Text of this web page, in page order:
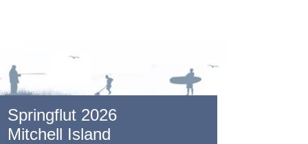
Springflut 2026
Mitchell Island